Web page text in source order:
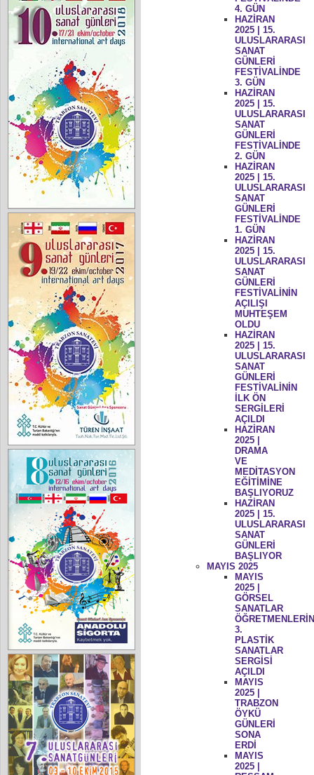
4. GÜN
HAZİRAN
2025 | 15.
ULUSLARARASI
SANAT
GÜNLERİ
FESTİVALİNDE
3. GÜN
HAZİRAN
2025 | 15.
ULUSLARARASI
SANAT
GÜNLERİ
FESTİVALİNDE
2. GÜN
HAZİRAN
2025 | 15.
ULUSLARARASI
SANAT
GÜNLERİ
FESTİVALİNDE
1. GÜN
HAZİRAN
2025 | 15.
ULUSLARARASI
SANAT
GÜNLERİ
FESTİVALİNİN
AÇILIŞI
MUHTEŞEM
OLDU
HAZİRAN
2025 | 15.
ULUSLARARASI
SANAT
GÜNLERİ
FESTİVALİNİN
İLK ÖN
SERGİLERİ
AÇILDI
HAZİRAN
2025 |
DRAMA
VE
MEDİTASYON
EĞİTİMİNE
BAŞLIYORUZ
HAZİRAN
2025 | 15.
ULUSLARARASI
SANAT
GÜNLERİ
BAŞLIYOR
MAYIS 2025
MAYIS
2025 |
GÖRSEL
SANATLAR
3.
PLASTİK
SANATLAR
SERGİSİ
AÇILDI
MAYIS
2025 |
TRABZON
ÖYKÜ
GÜNLERİ
SONA
ERDİ
MAYIS
2025 |